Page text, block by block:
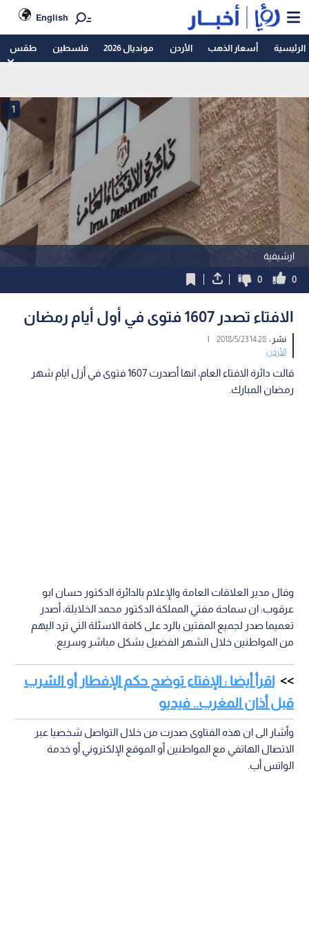
English
الرئيسية أسعار الذهب الأردن مونديال 2026 فلسطين طقس
ارشيفية
1
0
0
الافتاء تصدر 1607 فتوى في أول أيام رمضان
نشر :14:28 2018/5/23
|
الأردن
قالت دائرة الافتاء العام، انها أصدرت 1607 فتوى في أزل ايام شهر
رمضان المبارك.
وقال مدير العلاقات العامة والإعلام بالدائرة الدكتور حسان ابو
عرقوب: ان سماحة مفتي المملكة الدكتور محمد الخلايلة، أصدر
تعميما صدر لجميع المفتين بالرد على كافة الاسئلة التي ترد اليهم
من المواطنين خلال الشهر الفضيل بشكل مباشر وسريع.
اقرأ أيضا : الإفتاء توضح حكم الإفطار أو الشرب
قبل أذان المغرب.. فيديو
وأشار الى ان هذه الفتاوى صدرت من خلال التواصل شخصيا عبر
الاتصال الهاتفي مع المواطنين أو الموقع الإلكتروني أو خدمة
الواتس أب.